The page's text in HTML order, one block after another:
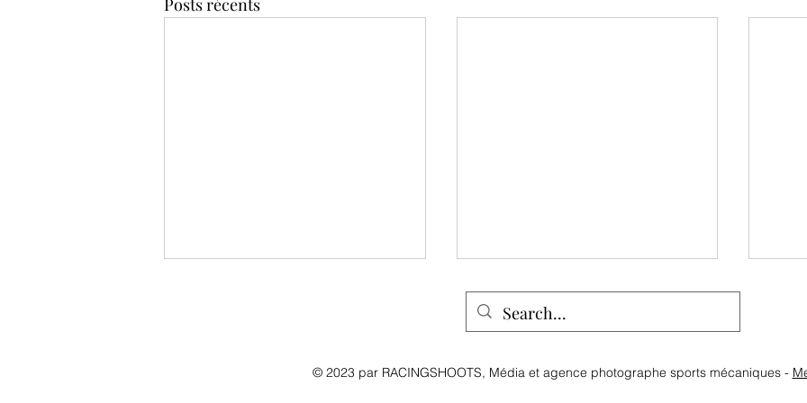
Posts récents
© 2023 par RACINGSHOOTS, Média et agence photographe sports mécaniques -